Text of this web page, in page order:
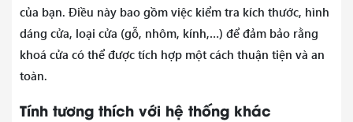
của bạn. Điều này bao gồm việc kiểm tra kích thước, hình
dáng cửa, loại cửa (gỗ, nhôm, kính,…) để đảm bảo rằng
khoá cửa có thể được tích hợp một cách thuận tiện và an
toàn.
Tính tương thích với hệ thống khác